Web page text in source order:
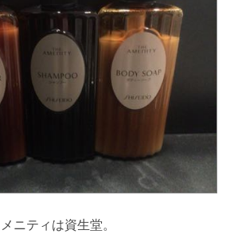
ニティは資生堂。